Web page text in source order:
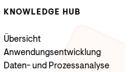
KNOWLEDGE HUB
Übersicht
Anwendungsentwicklung
Daten- und Prozessanalyse